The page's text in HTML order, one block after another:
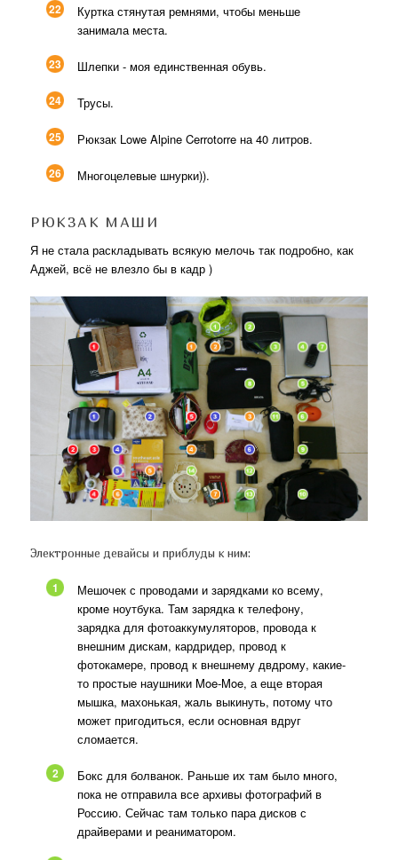
Куртка стянутая ремнями, чтобы меньше
занимала места.
22
Шлепки - моя единственная обувь.
23
Трусы.
24
Рюкзак Lowe Alpine Cerrotorre на 40 литров.
25
Многоцелевые шнурки)).
26
РЮКЗАК МАШИ
Я не стала раскладывать всякую мелочь так подробно, как
Аджей, всё не влезло бы в кадр )
Электронные девайсы и приблуды к ним:
Мешочек с проводами и зарядками ко всему,
кроме ноутбука. Там зарядка к телефону,
зарядка для фотоаккумуляторов, провода к
внешним дискам, кардридер, провод к
фотокамере, провод к внешнему двдрому, какие-
то простые наушники Moe-Moe, а еще вторая
мышка, махонькая, жаль выкинуть, потому что
может пригодиться, если основная вдруг
сломается.
1
Бокс для болванок. Раньше их там было много,
пока не отправила все архивы фотографий в
Россию. Сейчас там только пара дисков с
драйверами и реаниматором.
2